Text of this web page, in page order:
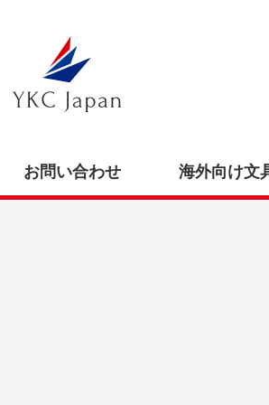
お問い合わせ 海外向け文